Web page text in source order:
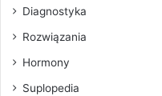
Diagnostyka
Rozwiązania
Hormony
Suplopedia